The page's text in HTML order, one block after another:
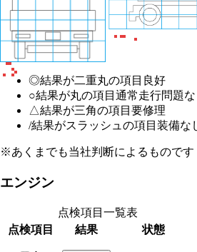
◎結果が二重丸の項目 良好
○結果が丸の項目 通常走行問題な
△結果が三角の項目 要修理
/結果がスラッシュの項目 装備な
※あくまでも当社判断によるものです
エンジン
点検項目一覧表
点検項目
結果 状態